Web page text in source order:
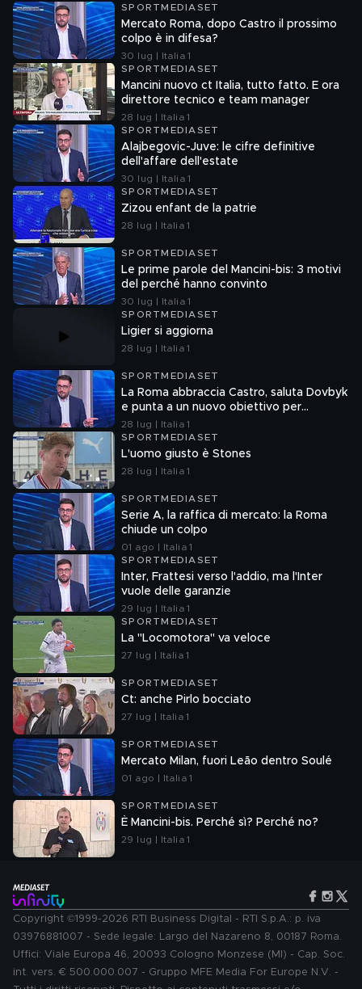
SPORTMEDIASET
Mercato Roma, dopo Castro il prossimo
colpo è in difesa?
30 lug | Italia 1
SPORTMEDIASET
Mancini nuovo ct Italia, tutto fatto. E ora
direttore tecnico e team manager
28 lug | Italia 1
SPORTMEDIASET
Alajbegovic-Juve: le cifre definitive
dell'affare dell'estate
30 lug | Italia 1
SPORTMEDIASET
Zizou enfant de la patrie
28 lug | Italia 1
SPORTMEDIASET
Le prime parole del Mancini-bis: 3 motivi
del perché hanno convinto
30 lug | Italia 1
SPORTMEDIASET
Ligier si aggiorna
28 lug | Italia 1
SPORTMEDIASET
La Roma abbraccia Castro, saluta Dovbyk
e punta a un nuovo obiettivo per
l'attacco
28 lug | Italia 1
SPORTMEDIASET
L'uomo giusto è Stones
28 lug | Italia 1
SPORTMEDIASET
Serie A, la raffica di mercato: la Roma
chiude un colpo
01 ago | Italia 1
SPORTMEDIASET
Inter, Frattesi verso l'addio, ma l'Inter
vuole delle garanzie
29 lug | Italia 1
SPORTMEDIASET
La "Locomotora" va veloce
27 lug | Italia 1
SPORTMEDIASET
Ct: anche Pirlo bocciato
27 lug | Italia 1
SPORTMEDIASET
Mercato Milan, fuori Leão dentro Soulé
01 ago | Italia 1
SPORTMEDIASET
È Mancini-bis. Perché sì? Perché no?
29 lug | Italia 1
Copyright ©1999-2026 RTI Business Digital - RTI S.p.A.: p. iva
03976881007 - Sede legale: Largo del Nazareno 8, 00187 Roma.
Uffici: Viale Europa 46, 20093 Cologno Monzese (MI) - Cap. Soc.
int. vers. € 500.000.007 - Gruppo MFE Media For Europe N.V. -